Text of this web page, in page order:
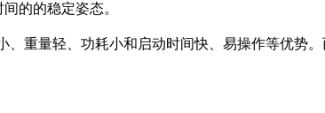
的的稳定姿态。
重量轻、功耗小和启动时间快、易操作等优势